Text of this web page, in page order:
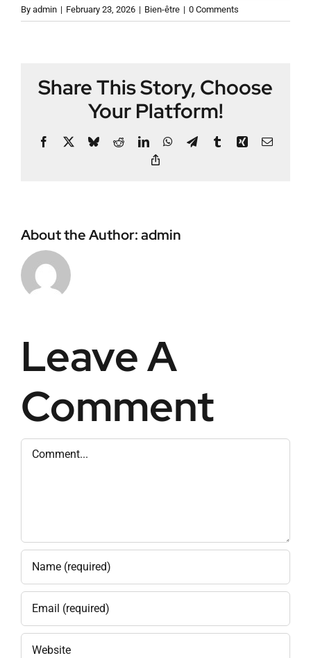
By admin | February 23, 2026 | Bien-être | 0 Comments
Share This Story, Choose
Your Platform!
Facebook BlueskyRedditLinkedInWhatsApp
TelegramTumblrXing Email
About the Author:admin
Leave A
Comment